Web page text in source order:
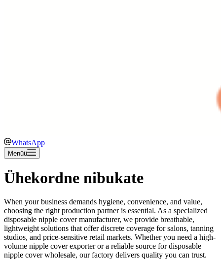
WhatsApp
Menüü
Ühekordne nibukate
When your business demands hygiene, convenience, and value,
choosing the right production partner is essential. As a specialized
disposable nipple cover manufacturer, we provide breathable,
lightweight solutions that offer discrete coverage for salons, tanning
studios, and price-sensitive retail markets. Whether you need a high-
volume nipple cover exporter or a reliable source for disposable
nipple cover wholesale, our factory delivers quality you can trust.